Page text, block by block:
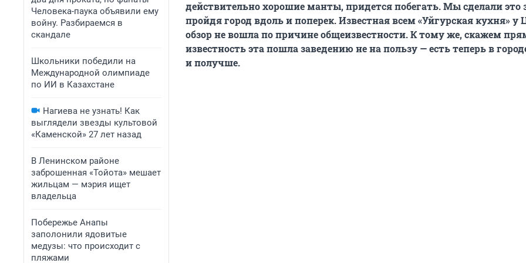
Человека-паука объявили ему
войну. Разбираемся в
скандале
Школьники победили на
Международной олимпиаде
по ИИ в Казахстане
Нагиева не узнать! Как
выглядели звезды культовой
«Каменской» 27 лет назад
В Ленинском районе
заброшенная «Тойота» мешает
жильцам — мэрия ищет
владельца
Побережье Анапы
заполонили ядовитые
медузы: что происходит с
пляжами
действительно хорошие манты, придется побегать. Мы сделали это
пройдя город вдоль и поперек. Известная всем «Уйгурская кухня»
обзор не вошла по причине общеизвестности. К тому же, скажем
известность эта пошла заведению не на пользу — есть теперь в
и получше.